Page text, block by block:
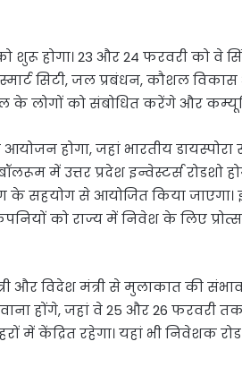
शुरू होगा। 23 और 24 फरवरी को वे
सिटी, जल प्रबंधन, कौशल
के लोगों को संबोधित करेंगे और
होगा, जहां भारतीय
में उत्तर प्रदेश इन्वेस्टर्स रोडशो
सहयोग से आयोजित किया जाएगा।
को राज्य में निवेश के लिए
और विदेश मंत्री से मुलाकात की
होंगे, जहां वे 25 और 26 फरवरी तक
में केंद्रित रहेगा। यहां भी निवेशक